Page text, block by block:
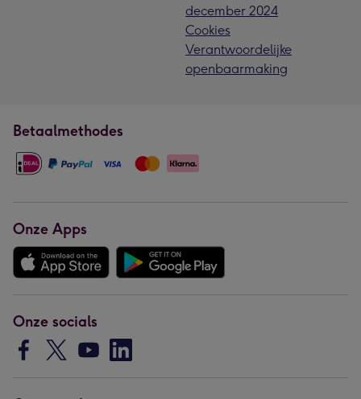
december 2024
Cookies
Verantwoordelijke
openbaarmaking
Betaalmethodes
Onze Apps
Onze socials